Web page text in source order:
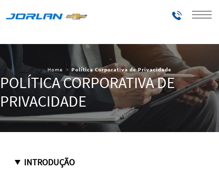
Telefones
Home Política Corporativa de Privacidade
POLÍTICA CORPORATIVA DE
PRIVACIDADE
INTRODUÇÃO